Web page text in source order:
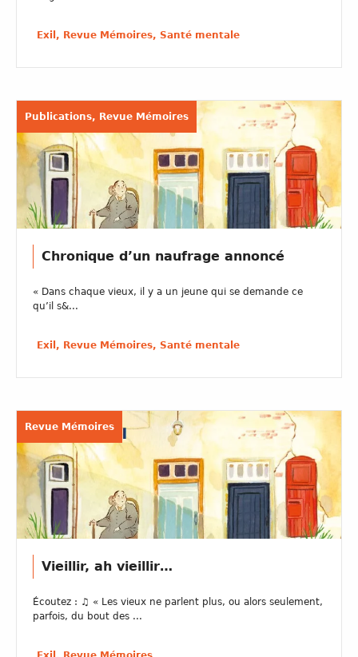
Exil, Revue Mémoires, Santé mentale
Publications, Revue Mémoires
Chronique d’un naufrage annoncé
« Dans chaque vieux, il y a un jeune qui se demande ce
qu’il s&...
Exil, Revue Mémoires, Santé mentale
Revue Mémoires
Vieillir, ah vieillir…
Écoutez : ♫ « Les vieux ne parlent plus, ou alors seulement,
parfois, du bout des ...